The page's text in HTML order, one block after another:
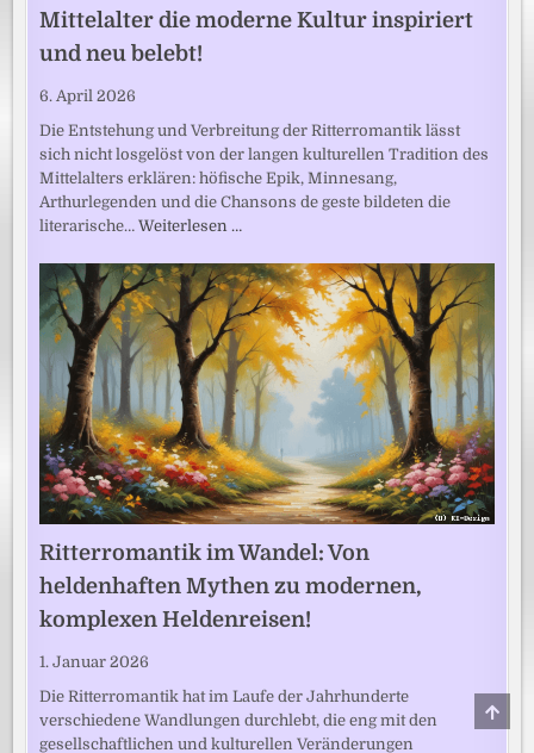
Mittelalter die moderne Kultur inspiriert
und neu belebt!
6. April 2026
Die Entstehung und Verbreitung der Ritterromantik lässt
sich nicht losgelöst von der langen kulturellen Tradition des
Mittelalters erklären: höfische Epik, Minnesang,
Arthurlegenden und die Chansons de geste bildeten die
literarische…Weiterlesen …
Ritterromantik im Wandel: Von
heldenhaften Mythen zu modernen,
komplexen Heldenreisen!
1. Januar 2026
Die Ritterromantik hat im Laufe der Jahrhunderte
verschiedene Wandlungen durchlebt, die eng mit den
gesellschaftlichen und kulturellen Veränderungen
TO